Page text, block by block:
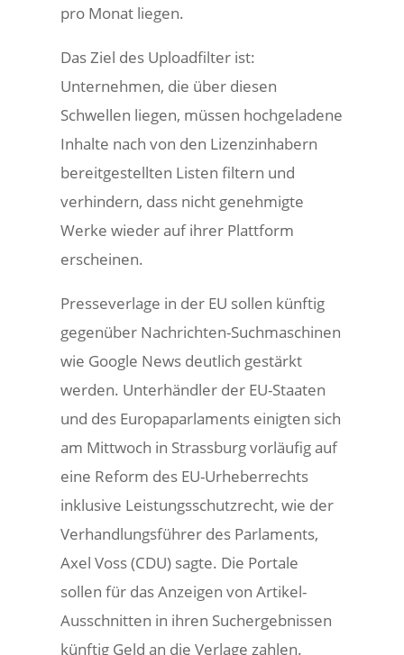
pro Monat liegen.
Das Ziel des Uploadfilter ist:
Unternehmen, die über diesen
Schwellen liegen, müssen hochgeladene
Inhalte nach von den Lizenzinhabern
bereitgestellten Listen filtern und
verhindern, dass nicht genehmigte
Werke wieder auf ihrer Plattform
erscheinen.
Presseverlage in der EU sollen künftig
gegenüber Nachrichten-Suchmaschinen
wie Google News deutlich gestärkt
werden. Unterhändler der EU-Staaten
und des Europaparlaments einigten sich
am Mittwoch in Strassburg vorläufig auf
eine Reform des EU-Urheberrechts
inklusive Leistungsschutzrecht, wie der
Verhandlungsführer des Parlaments,
Axel Voss (CDU) sagte. Die Portale
sollen für das Anzeigen von Artikel-
Ausschnitten in ihren Suchergebnissen
künftig Geld an die Verlage zahlen.